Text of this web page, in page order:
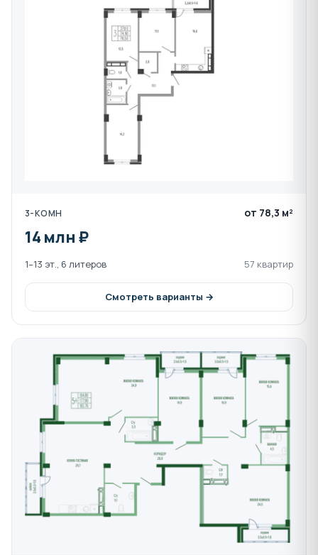
Чтобы купить квартиру от застройщика в ЖК
Екатерининский парк без комиссий и переплат,
звоните в отдел продаж Ассоциации застройщиков
по бесплатному телефону 8-800-550-23-93 или
пишите в онлайн-чат.
Все цены, планировки и остатки квартир в открытом
доступе находятся ниже на этой странице.
3-КОМН от 78,3 м²
14 млн ₽
1–13 эт., 6 литеров 57 квартир
Смотреть варианты →